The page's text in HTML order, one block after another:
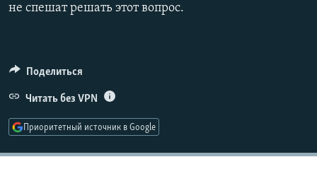
не спешат решать этот вопрос.
Поделиться
Читать без VPN
Приоритетный источник в Google